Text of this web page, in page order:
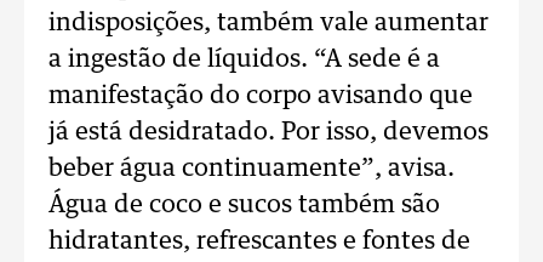
indisposições, também vale aumentar
a ingestão de líquidos. “A sede é a
manifestação do corpo avisando que
já está desidratado. Por isso, devemos
beber água continuamente”, avisa.
Água de coco e sucos também são
hidratantes, refrescantes e fontes de